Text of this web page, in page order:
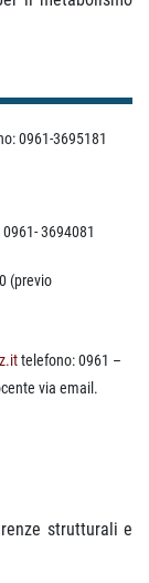
0961-3695181
3694081
(previo
telefono: 0961 –
via email.
strutturali e